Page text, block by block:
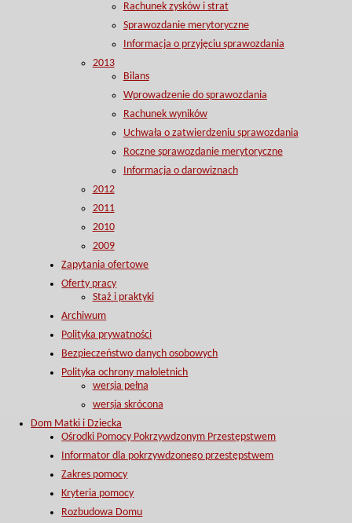
Rachunek zysków i strat
Sprawozdanie merytoryczne
Informacja o przyjęciu sprawozdania
2013
Bilans
Wprowadzenie do sprawozdania
Rachunek wyników
Uchwała o zatwierdzeniu sprawozdania
Roczne sprawozdanie merytoryczne
Informacja o darowiznach
2012
2011
2010
2009
Zapytania ofertowe
Oferty pracy
Staż i praktyki
Archiwum
Polityka prywatności
Bezpieczeństwo danych osobowych
Polityka ochrony małoletnich
wersja pełna
wersja skrócona
Dom Matki i Dziecka
Ośrodki Pomocy Pokrzywdzonym Przestępstwem
Informator dla pokrzywdzonego przestępstwem
Zakres pomocy
Kryteria pomocy
Rozbudowa Domu